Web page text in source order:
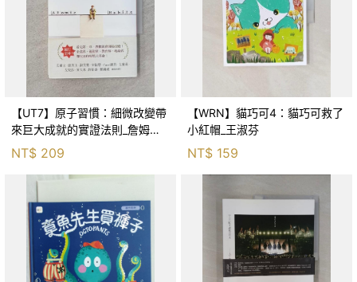
【UT7】原子習慣：細微改變帶
來巨大成就的實證法則_詹姆斯‧
克利爾, 蔡世偉
NT$ 209
【WRN】貓巧可4：貓巧可救了
小紅帽_王淑芬
NT$ 159